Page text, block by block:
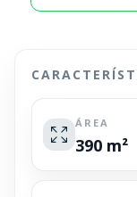
ÁREA
390 m²